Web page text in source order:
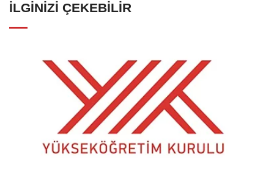
İLGINIZI ÇEKEBILIR